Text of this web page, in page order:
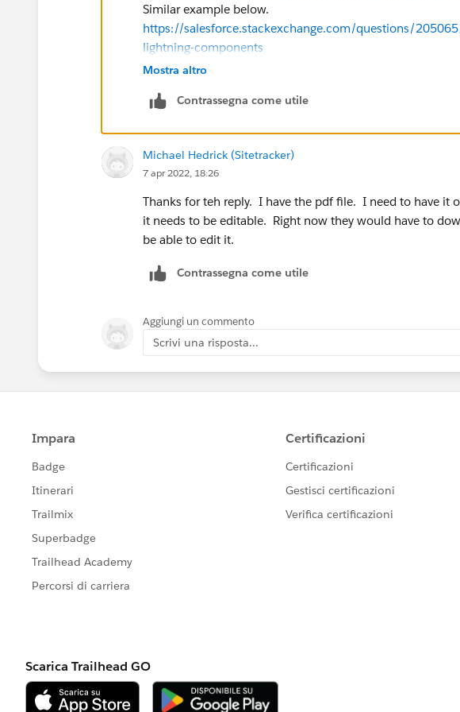
Similar example below.
https://salesforce.stackexchange.com/questions/
lightning-components
Please mark as Best Answer if above information was
Mostra altro
Contrassegna come utile
Michael Hedrick (Sitetracker)
7 apr 2022, 18:26
Thanks for teh reply. I have the pdf file. I need to have it
it needs to be editable. Right now they would have to
be able to edit it.
Contrassegna come utile
Aggiungi un commento
Scrivi una risposta...